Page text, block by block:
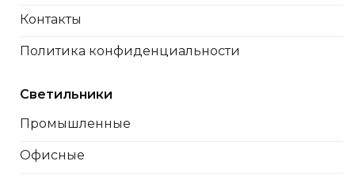
Контакты
Политика конфиденциальности
Светильники
Промышленные
Офисные